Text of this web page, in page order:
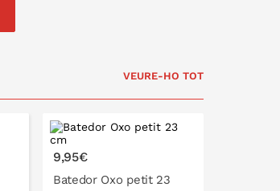
VEURE-HO TOT
9,95€
Batedor Oxo petit 23